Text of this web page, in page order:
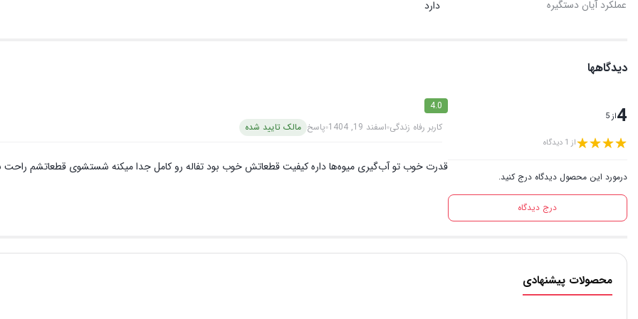
عملکرد آیان دستگیره دارد
دیدگاهها
4از 5
از 1 دیدگاه
درمورد این محصول دیدگاه درج کنید.
درج دیدگاه
4.0
کاربر رفاه زندگی اسفند 19, 1404 پاسخ مالک تایید شده
قدرت خوب تو آب‌گیری میوه‌ها داره کیفیت قطعاتش خوب بود تفاله رو کامل جدا میکنه شستشوی قطعاتشم راحت
محصولات پیشنهادی